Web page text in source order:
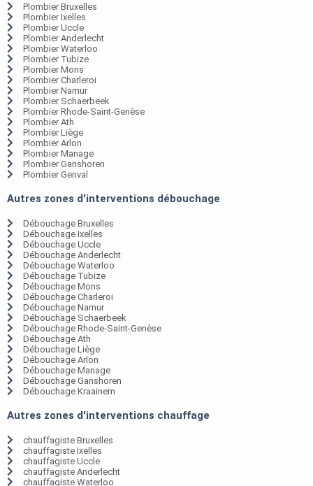
Plombier Bruxelles
Plombier Ixelles
Plombier Uccle
Plombier Anderlecht
Plombier Waterloo
Plombier Tubize
Plombier Mons
Plombier Charleroi
Plombier Namur
Plombier Schaerbeek
Plombier Rhode-Saint-Genèse
Plombier Ath
Plombier Liège
Plombier Arlon
Plombier Manage
Plombier Ganshoren
Plombier Genval
Autres zones d'interventions débouchage
Débouchage Bruxelles
Débouchage Ixelles
Débouchage Uccle
Débouchage Anderlecht
Débouchage Waterloo
Débouchage Tubize
Débouchage Mons
Débouchage Charleroi
Débouchage Namur
Débouchage Schaerbeek
Débouchage Rhode-Saint-Genèse
Débouchage Ath
Débouchage Liège
Débouchage Arlon
Débouchage Manage
Débouchage Ganshoren
Débouchage Kraainem
Autres zones d'interventions chauffage
chauffagiste Bruxelles
chauffagiste Ixelles
chauffagiste Uccle
chauffagiste Anderlecht
chauffagiste Waterloo